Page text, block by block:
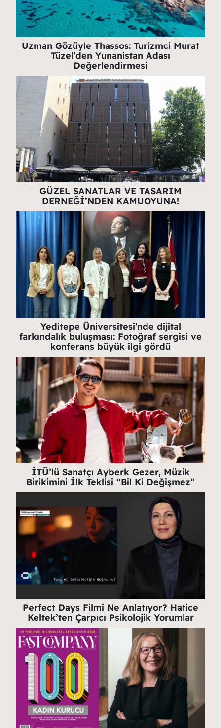
Uzman Gözüyle Thassos: Turizmci Murat
Tüzel’den Yunanistan Adası
Değerlendirmesi
GÜZEL SANATLAR VE TASARIM
DERNEĞİ’NDEN KAMUOYUNA!
Yeditepe Üniversitesi’nde dijital
farkındalık buluşması: Fotoğraf sergisi ve
konferans büyük ilgi gördü
İTÜ’lü Sanatçı Ayberk Gezer, Müzik
Birikimini İlk Teklisi “Bil Ki Değişmez”
Perfect Days Filmi Ne Anlatıyor? Hatice
Keltek’ten Çarpıcı Psikolojik Yorumlar